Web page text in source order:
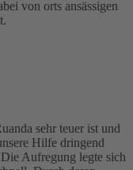
von orts ansässigen
sehr teuer ist und
Hilfe dringend
Aufregung legte sich